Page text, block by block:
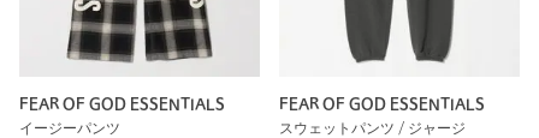
FEAR OF GOD ESSENTIALS
イージーパンツ
FEAR OF GOD ESSENTIALS
スウェットパンツ / ジャージ